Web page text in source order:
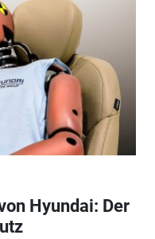
Hyundai: Der